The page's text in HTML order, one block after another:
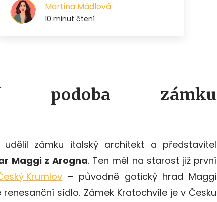
podoba zámku
udělil zámku italský architekt a představitel
Maggi z Arogna. Ten měl na starost již první
Krumlov – původně gotický hrad Maggi
sídlo. Zámek Kratochvíle je v Česku